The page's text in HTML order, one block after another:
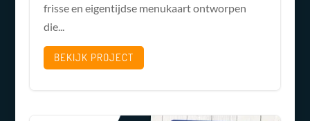
frisse en eigentijdse menukaart ontworpen
die...
BEKIJK PROJECT